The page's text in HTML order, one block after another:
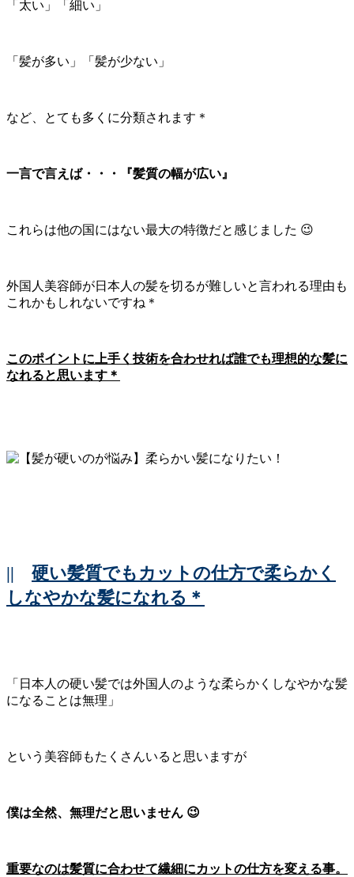
「太い」「細い」
「髪が多い」「髪が少ない」
など、とても多くに分類されます＊
一言で言えば・・・『髪質の幅が広い』
これらは他の国にはない最大の特徴だと感じました 😉
外国人美容師が日本人の髪を切るが難しいと言われる理由も
これかもしれないですね＊
このポイントに上手く技術を合わせれば誰でも理想的な髪に
なれると思います＊
|| 硬い髪質でもカットの仕方で柔らかく
しなやかな髪になれる＊
「日本人の硬い髪では外国人のような柔らかくしなやかな髪
になることは無理」
という美容師もたくさんいると思いますが
僕は全然、無理だと思いません 😉
重要なのは髪質に合わせて繊細にカットの仕方を変える事。